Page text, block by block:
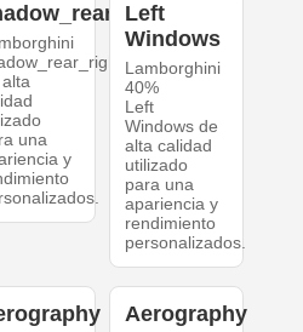
una
y
Left
Windows
Lamborghini
40%
Left
Windows de
alta calidad
utilizado
para una
apariencia y
rendimiento
personalizados.
Aerography